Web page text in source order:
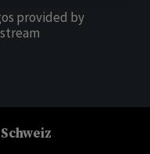
provided by